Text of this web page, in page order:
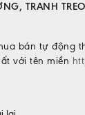
TRANH
bán tự động
với tên miền